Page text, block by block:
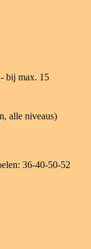
bij max. 15
alle niveaus)
36-40-50-52